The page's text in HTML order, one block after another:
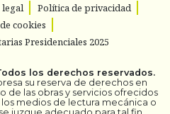
legal
Política de privacidad
cookies
Presidenciales 2025
los derechos reservados.
su reserva de derechos en
de las obras y servicios ofrecidos
medios de lectura mecánica o